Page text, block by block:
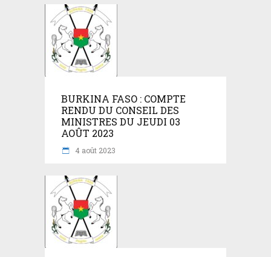
BURKINA FASO : COMPTE
RENDU DU CONSEIL DES
MINISTRES DU JEUDI 03
AOÛT 2023
4 août 2023